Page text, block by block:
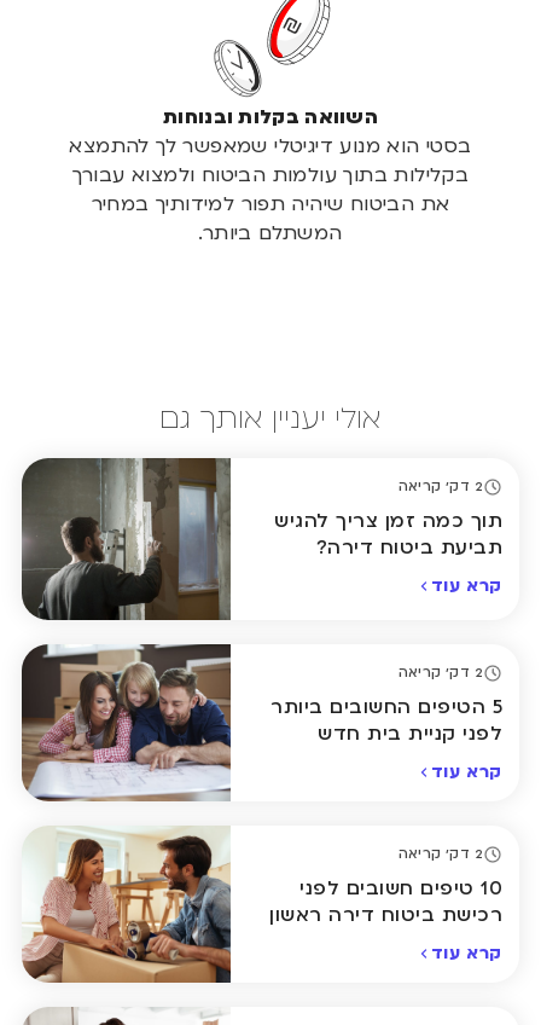
השוואה בקלות ובנוחות
בסטי הוא מנוע דיגיטלי שמאפשר לך להתמצא
בקלילות בתוך עולמות הביטוח ולמצוא עבורך
את הביטוח שיהיה תפור למידותיך במחיר
המשתלם ביותר.
אולי יעניין אותך גם
2 דק' קריאה
תוך כמה זמן צריך להגיש
תביעת ביטוח דירה?
קרא עוד
2 דק' קריאה
5 הטיפים החשובים ביותר
לפני קניית בית חדש
קרא עוד
2 דק' קריאה
10 טיפים חשובים לפני
רכישת ביטוח דירה ראשון
קרא עוד